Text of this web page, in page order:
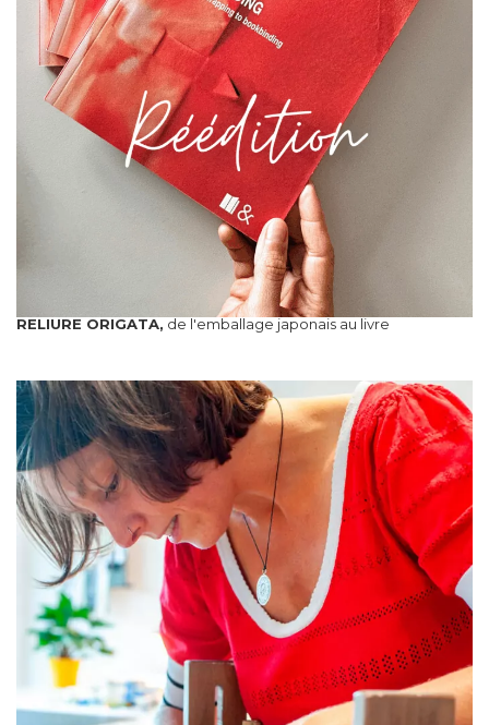
RELIURE ORIGATA, de l'emballage japonais au livre